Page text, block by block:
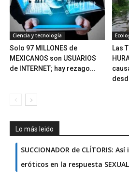
Ciencia y tecnología
Solo 97 MILLONES de
MEXICANOS son USUARIOS
de INTERNET; hay rezago...
Las
Lo más leido
SUCCIONADOR de CLÍTORIS:
eróticos en la respuesta SEXUAL